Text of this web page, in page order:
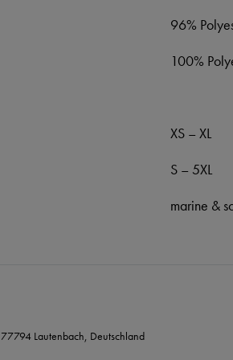
96%
100%
XS – XL
S – 5XL
marine &
Lautenbach, Deutschland